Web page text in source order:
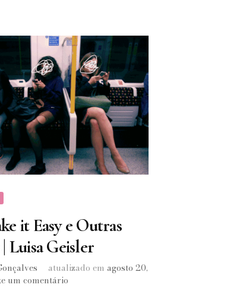
it Easy e Outras
Luisa Geisler
atualizado em agosto 20,
um comentárioem